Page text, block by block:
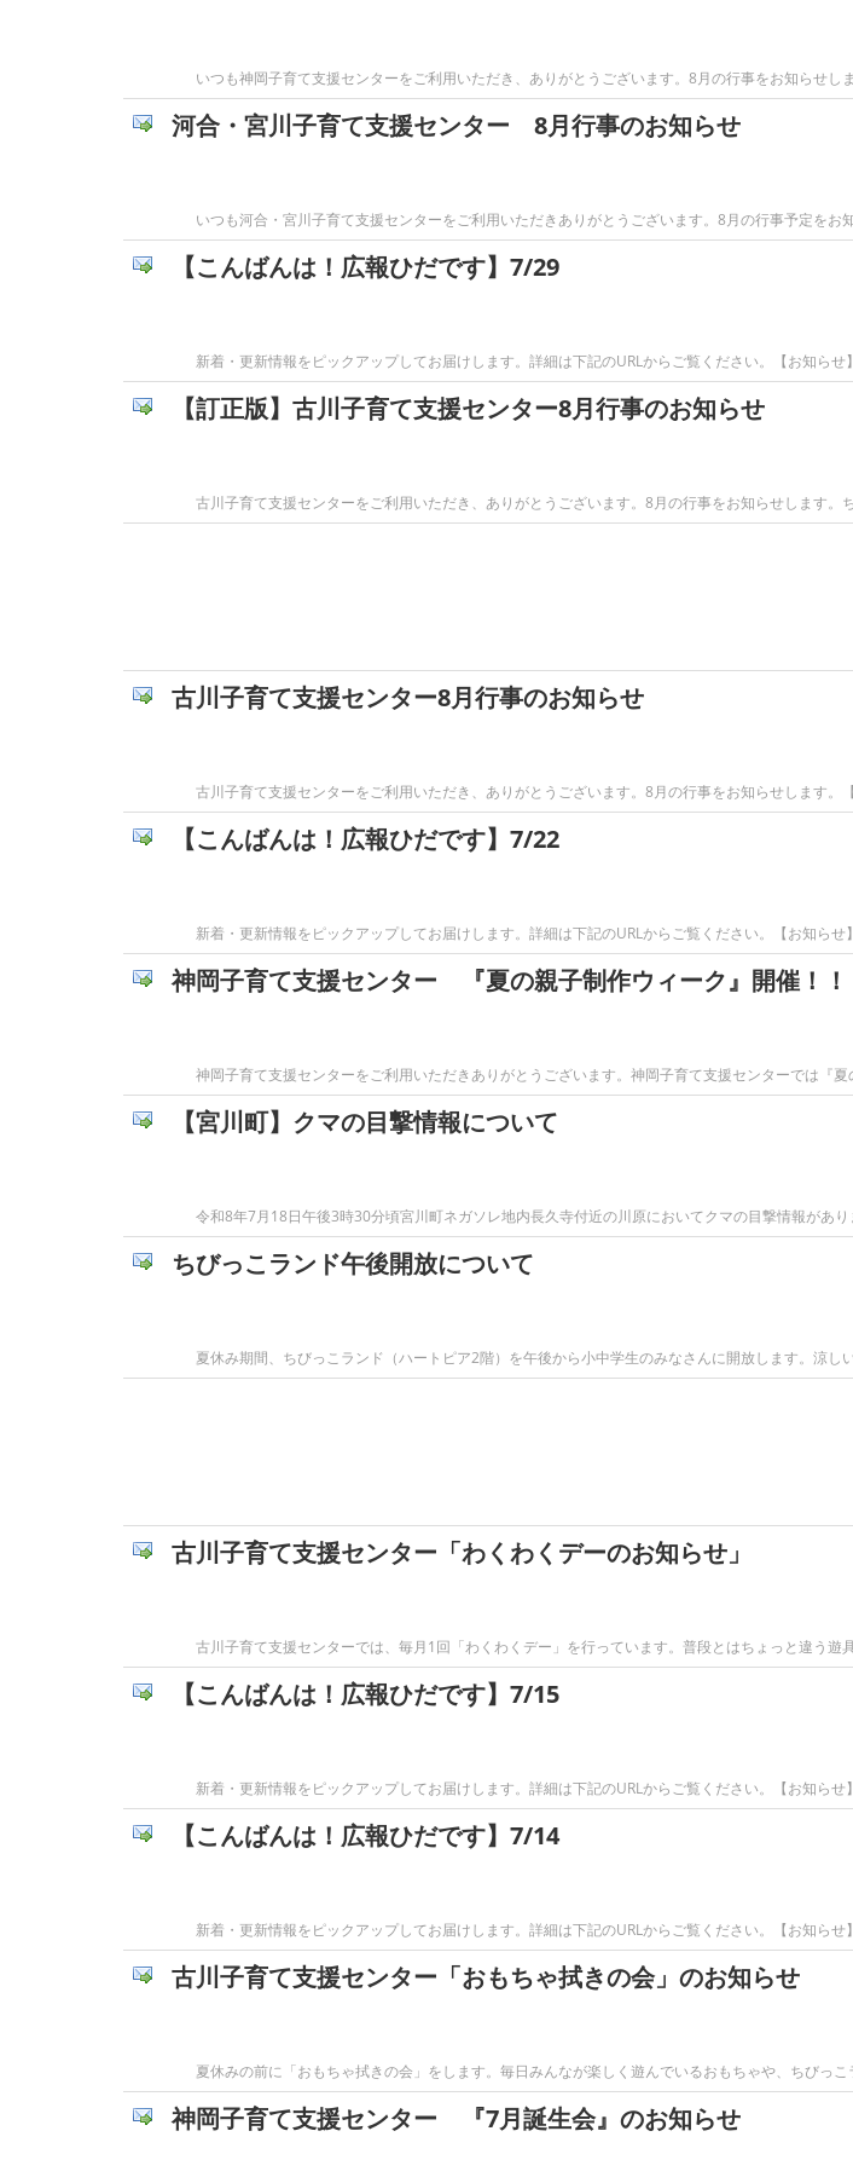
いつも神岡子育て支援センターをご利用いただき、ありがとうございます。8月の行事をお知らせ
河合・宮川子育て支援センター 8月行事のお知らせ
いつも河合・宮川子育て支援センターをご利用いただきありがとうございます。8月の行事予定を
【こんばんは！広報ひだです】7/29
新着・更新情報をピックアップしてお届けします。詳細は下記のURLからご覧ください。【お知ら
【訂正版】古川子育て支援センター8月行事のお知らせ
古川子育て支援センターをご利用いただき、ありがとうございます。8月の行事をお知らせします。
古川子育て支援センター8月行事のお知らせ
古川子育て支援センターをご利用いただき、ありがとうございます。8月の行事をお知らせします
【こんばんは！広報ひだです】7/22
新着・更新情報をピックアップしてお届けします。詳細は下記のURLからご覧ください。【お知ら
神岡子育て支援センター 『夏の親子制作ウィーク』開催！！
神岡子育て支援センターをご利用いただきありがとうございます。神岡子育て支援センターでは『
【宮川町】クマの目撃情報について
令和8年7月18日午後3時30分頃宮川町ネガソレ地内長久寺付近の川原においてクマの目撃情報があ
ちびっこランド午後開放について
夏休み期間、ちびっこランド（ハートピア2階）を午後から小中学生のみなさんに開放します。涼
古川子育て支援センター「わくわくデーのお知らせ」
古川子育て支援センターでは、毎月1回「わくわくデー」を行っています。普段とはちょっと違う
【こんばんは！広報ひだです】7/15
新着・更新情報をピックアップしてお届けします。詳細は下記のURLからご覧ください。【お知ら
【こんばんは！広報ひだです】7/14
新着・更新情報をピックアップしてお届けします。詳細は下記のURLからご覧ください。【お知ら
古川子育て支援センター「おもちゃ拭きの会」のお知らせ
夏休みの前に「おもちゃ拭きの会」をします。毎日みんなが楽しく遊んでいるおもちゃや、ちびっ
神岡子育て支援センター 『7月誕生会』のお知らせ